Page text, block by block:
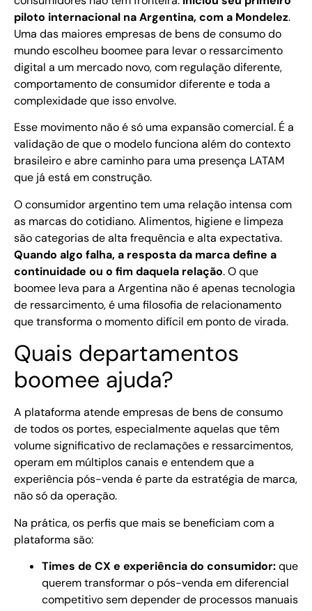
piloto internacional na Argentina, com a Mondelez.
Uma das maiores empresas de bens de consumo do
mundo escolheu boomee para levar o ressarcimento
digital a um mercado novo, com regulação diferente,
comportamento de consumidor diferente e toda a
complexidade que isso envolve.
Esse movimento não é só uma expansão comercial. É a
validação de que o modelo funciona além do contexto
brasileiro e abre caminho para uma presença LATAM
que já está em construção.
O consumidor argentino tem uma relação intensa com
as marcas do cotidiano. Alimentos, higiene e limpeza
são categorias de alta frequência e alta expectativa.
Quando algo falha, a resposta da marca define a
continuidade ou o fim daquela relação. O que
boomee leva para a Argentina não é apenas tecnologia
de ressarcimento, é uma filosofia de relacionamento
que transforma o momento difícil em ponto de virada.
Quais departamentos
boomee ajuda?
A plataforma atende empresas de bens de consumo
de todos os portes, especialmente aquelas que têm
volume significativo de reclamações e ressarcimentos,
operam em múltiplos canais e entendem que a
experiência pós-venda é parte da estratégia de marca,
não só da operação.
Na prática, os perfis que mais se beneficiam com a
plataforma são:
Times de CX e experiência do consumidor:que
querem transformar o pós-venda em diferencial
competitivo sem depender de processos manuais